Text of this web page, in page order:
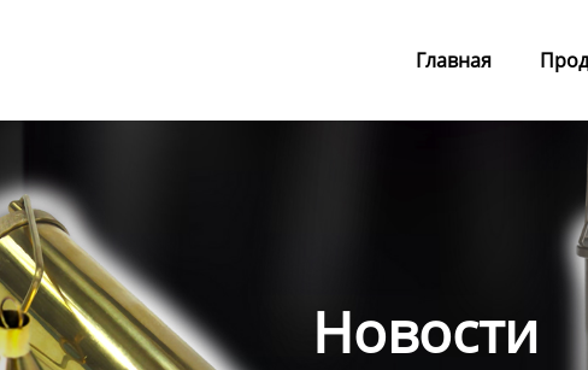
Главная
Новости